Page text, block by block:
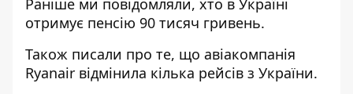
Раніше ми повідомляли, хто в Україні
отримує пенсію 90 тисяч гривень.
Також писали про те, що авіакомпанія
Ryanair відмінила кілька рейсів з України.